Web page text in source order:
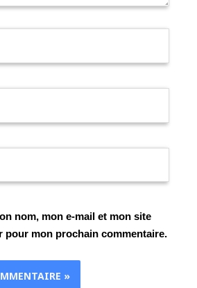
nom, mon e-mail et mon site
pour mon prochain commentaire.